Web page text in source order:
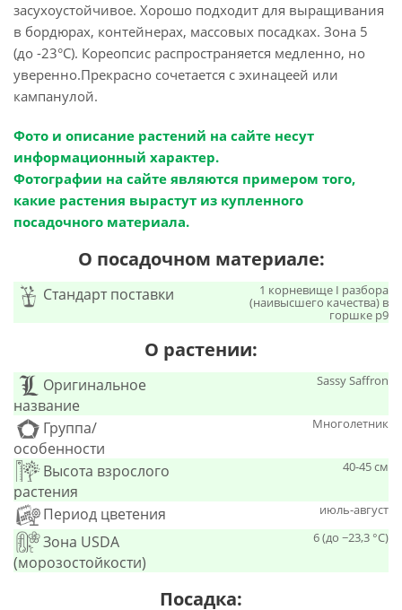
засухоустойчивое. Хорошо подходит для выращивания
в бордюрах, контейнерах, массовых посадках. Зона 5
(до -23°С). Кореопсис распространяется медленно, но
уверенно.Прекрасно сочетается с эхинацеей или
кампанулой.
Фото и описание растений на сайте несут
информационный характер.
Фотографии на сайте являются примером того,
какие растения вырастут из купленного
посадочного материала.
О посадочном материале:
Стандарт поставки 1 корневище I разбора
(наивысшего качества) в
горшке р9
О растении:
Оригинальное
название
Sassy Saffron
Группа/
особенности
Многолетник
Высота взрослого
растения
40-45 см
Период цветения июль-август
Зона USDA
(морозостойкости)
6 (до −23,3 °C)
Посадка: